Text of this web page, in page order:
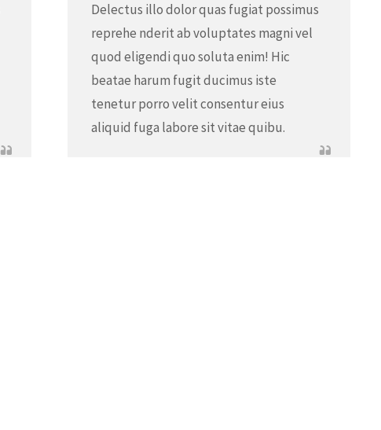
Delectus illo dolor quas fugiat possimus
reprehe nderit ab voluptates magni vel
quod eligendi quo soluta enim! Hic
beatae harum fugit ducimus iste
tenetur porro velit consentur eius
aliquid fuga labore sit vitae quibu.